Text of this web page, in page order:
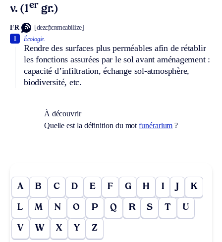
v. (1er gr.)
FR [dezɛ̃pɛʀmeabilize]
Écologie.
Rendre des surfaces plus perméables afin de rétablir
les fonctions assurées par le sol avant aménagement :
capacité d’infiltration, échange sol-atmosphère,
biodiversité, etc.
1
À découvrir
Quelle est la définition du motfunérarium ?
A B C D E F G H I J K
L M N O P Q R S T U
V W X Y Z